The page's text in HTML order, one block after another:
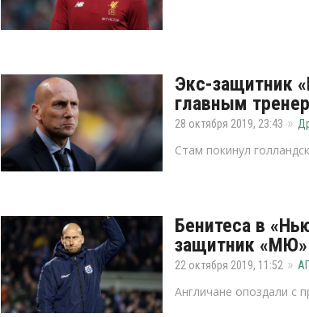
Экс-защитник
главным
28 октября 2019, 23:43
Стам покинул
Бенитеса в
защитник «МЮ»
22 октября 2019, 11:52
Англичане опоздали с